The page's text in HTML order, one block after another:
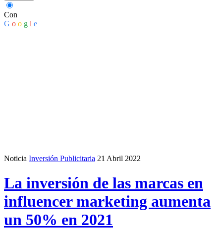
Con
G o o g l e
Noticia Inversión Publicitaria 21 Abril 2022
La inversión de las marcas en
influencer marketing aumenta
un 50% en 2021